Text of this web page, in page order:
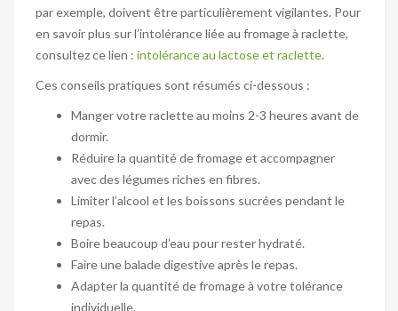
par exemple, doivent être particulièrement vigilantes. Pour
en savoir plus sur l’intolérance liée au fromage à raclette,
consultez ce lien : intolérance au lactose et raclette.
Ces conseils pratiques sont résumés ci-dessous :
Manger votre raclette au moins 2-3 heures avant de
dormir.
Réduire la quantité de fromage et accompagner
avec des légumes riches en fibres.
Limiter l’alcool et les boissons sucrées pendant le
repas.
Boire beaucoup d’eau pour rester hydraté.
Faire une balade digestive après le repas.
Adapter la quantité de fromage à votre tolérance
individuelle.